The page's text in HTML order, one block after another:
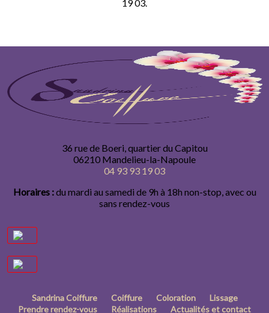
19 03.
36 rue de Boeri, quartier du Capitou
06210 Mandelieu-la-Napoule
04 93 93 19 03
Horaires :du mardi au samedi de 9h à 18h non-stop, avec ou
sans rendez-vous
Sandrina Coiffure Coiffure Coloration
Lissage
Prendre rendez-vous
Réalisations Actualités et contact